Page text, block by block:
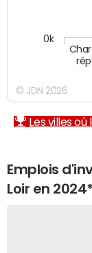
0k
© JDN 2026
Les villes
Emplois
Loir en